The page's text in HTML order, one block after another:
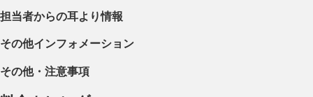
担当者からの耳より情報
その他インフォメーション
その他・注意事項